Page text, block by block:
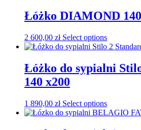
Łóżko DIAMOND
2 600,00 zł Select options
Łóżko do sypialni
140 x200
1 890,00 zł Select options